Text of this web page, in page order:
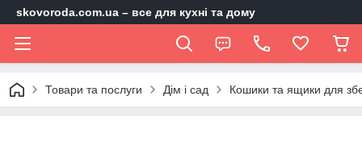
skovoroda.com.ua – все для кухні та дому
Товари та послуги Дім і сад Кошики та ящики для